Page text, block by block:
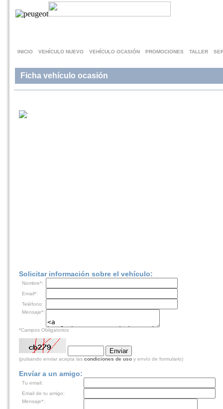
INICIO VEHÍCULO NUEVO VEHÍCULO OCASIÓN PROMOCIONES TALLER
Ficha vehículo ocasión
Solicitar información sobre el vehículo:
Nombre*:
Email*:
Teléfono:
Mensaje*:
*Campos Obligatorios
(pulsando enviar acepta las condiciones de uso y envío de formulario)
Envíar a un amigo:
Tu email:
Email de tu amigo:
Mensaje*: